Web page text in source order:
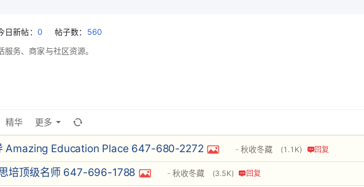
日新帖： 0 帖子数： 560
务、商家与社区资源。
精华 更多
Amazing Education Place 647-680-2272 秋收冬藏 (1.1K) 回复
培顶级名师 647-696-1788 秋收冬藏 (3.5K) 回复